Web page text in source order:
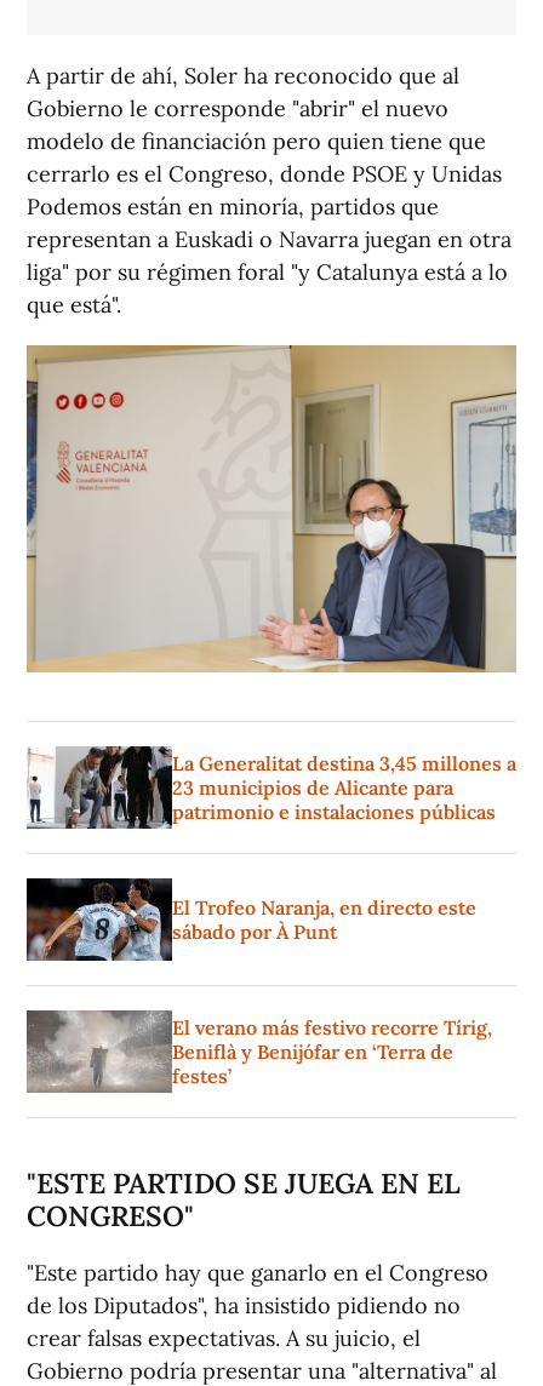
A partir de ahí, Soler ha reconocido que al
Gobierno le corresponde "abrir" el nuevo
modelo de financiación pero quien tiene que
cerrarlo es el Congreso, donde PSOE y Unidas
Podemos están en minoría, partidos que
representan a Euskadi o Navarra juegan en otra
liga" por su régimen foral "y Catalunya está a lo
que está".
La Generalitat destina 3,45 millones a
23 municipios de Alicante para
patrimonio e instalaciones públicas
El Trofeo Naranja, en directo este
sábado por À Punt
El verano más festivo recorre Tírig,
Beniflà y Benijófar en ‘Terra de
festes’
"ESTE PARTIDO SE JUEGA EN EL
CONGRESO"
"Este partido hay que ganarlo en el Congreso
de los Diputados", ha insistido pidiendo no
crear falsas expectativas. A su juicio, el
Gobierno podría presentar una "alternativa" al